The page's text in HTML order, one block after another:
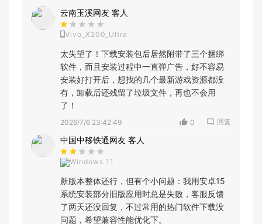
云南玉溪网友 客人
Vivo_X200_Ultra
太失望了！下载安装包后居然附带了三个捆绑
软件，而且安装过程中一直弹广告，好不容易
安装好打开后，想找的几个最新游戏资源都没
有，卸载后还残留了垃圾文件，再也不会用
了！
2026/7/6 23:42:49 0 回复
中国中移铁通网友 客人
Windows 11
新版本整体还行，但有个小问题：我用安卓15
系统安装部分旧版应用时总是失败，客服反馈
了两天还没回复，不过常用的热门软件下载没
问题，希望兼容性能优化下。